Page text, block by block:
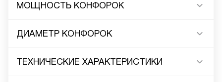
МОЩНОСТЬ КОНФОРОК
ДИАМЕТР КОНФОРОК
ТЕХНИЧЕСКИЕ ХАРАКТЕРИСТИКИ